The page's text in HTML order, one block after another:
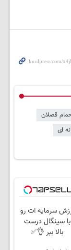
قصلان
ای
سرمایه ات رو
با سینگال درست
بالا ببر 👌✅